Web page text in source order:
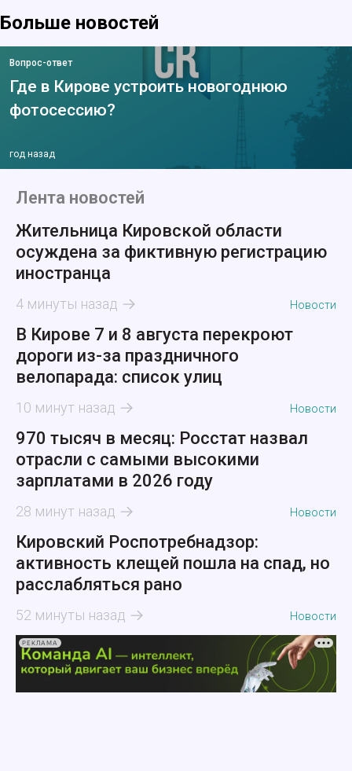
Больше новостей
Вопрос-ответ
Где в Кирове устроить новогоднюю
фотосессию?
год назад
Лента новостей
Жительница Кировской области
осуждена за фиктивную регистрацию
иностранца
4 минуты назад Новости
В Кирове 7 и 8 августа перекроют
дороги из-за праздничного
велопарада: список улиц
10 минут назад Новости
970 тысяч в месяц: Росстат назвал
отрасли с самыми высокими
зарплатами в 2026 году
28 минут назад Новости
Кировский Роспотребнадзор:
активность клещей пошла на спад, но
расслабляться рано
52 минуты назад Новости
РЕКЛАМА